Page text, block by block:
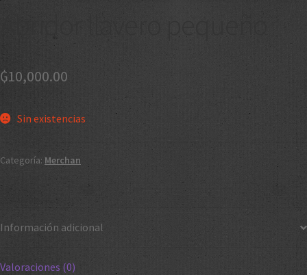
Abridor llavero pequeño
₲10,000.00
Sin existencias
Categoría:Merchan
Información adicional
Valoraciones (0)